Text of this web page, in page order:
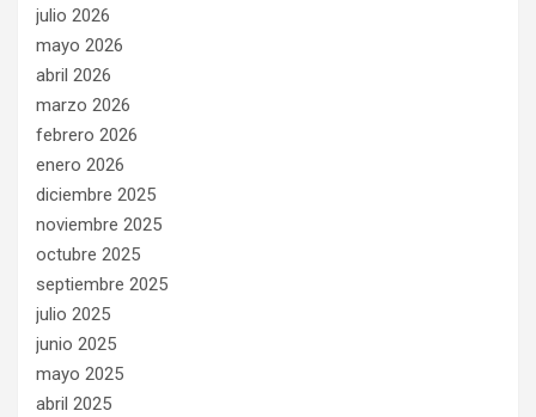
julio 2026
mayo 2026
abril 2026
marzo 2026
febrero 2026
enero 2026
diciembre 2025
noviembre 2025
octubre 2025
septiembre 2025
julio 2025
junio 2025
mayo 2025
abril 2025